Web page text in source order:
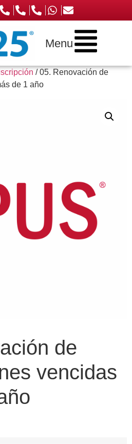
Menu
/ 05. Renovación de
de 1 año
de
vencidas